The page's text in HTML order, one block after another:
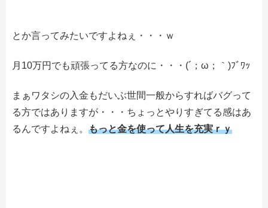
とか言ってみたいですよねぇ・・・ｗ
月10万円でも頑張ってる方なのに・・・(´；ω；｀)ﾌﾞﾜｯ
まぁワタシの入金もだいぶ世間一般からすればバグって
る方ではありますが・・・ちょっとやりすぎてる感はあ
るんですよねぇ。 もっと金を使って人生を充実ｒｙ